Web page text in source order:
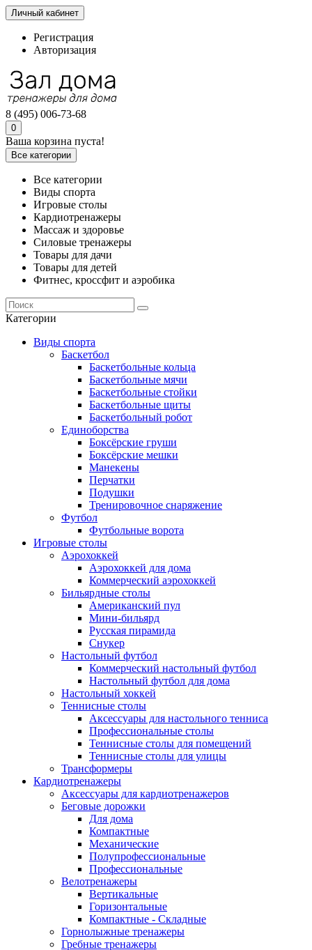
Личный кабинет
Регистрация
Авторизация
8 (495) 006-73-68
0
Ваша корзина пуста!
Все категории
Все категории
Виды спорта
Игровые столы
Кардиотренажеры
Массаж и здоровье
Силовые тренажеры
Товары для дачи
Товары для детей
Фитнес, кроссфит и аэробика
Категории
Виды спорта
Баскетбол
Баскетбольные кольца
Баскетбольные мячи
Баскетбольные стойки
Баскетбольные щиты
Баскетбольный робот
Единоборства
Боксёрские груши
Боксёрские мешки
Манекены
Перчатки
Подушки
Тренировочное снаряжение
Футбол
Футбольные ворота
Игровые столы
Аэрохоккей
Аэрохоккей для дома
Коммерческий аэрохоккей
Бильярдные столы
Американский пул
Мини-бильярд
Русская пирамида
Снукер
Настольный футбол
Коммерческий настольный футбол
Настольный футбол для дома
Настольный хоккей
Теннисные столы
Аксессуары для настольного тенниса
Профессиональные столы
Теннисные столы для помещений
Теннисные столы для улицы
Трансформеры
Кардиотренажеры
Аксессуары для кардиотренажеров
Беговые дорожки
Для дома
Компактные
Механические
Полупрофессиональные
Профессиональные
Велотренажеры
Вертикальные
Горизонтальные
Компактные - Складные
Горнолыжные тренажеры
Гребные тренажеры